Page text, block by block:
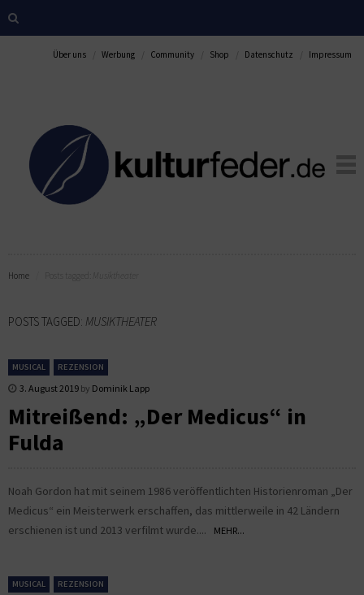
Über uns Werbung Community Shop Datenschutz Impressum
Home
POSTS TAGGED: MUSIKTHEATER
MUSICAL REZENSION
3. August 2019 by Dominik Lapp
Mitreißend: „Der Medicus“ in
Fulda
Noah Gordon hat mit seinem 1986 veröffentlichten Historienroman „Der
Medicus“ ein Meisterwerk erschaffen, das mittlerweile in 42 Ländern
erschienen ist und 2013 verfilmt wurde....
MEHR...
MUSICAL REZENSION